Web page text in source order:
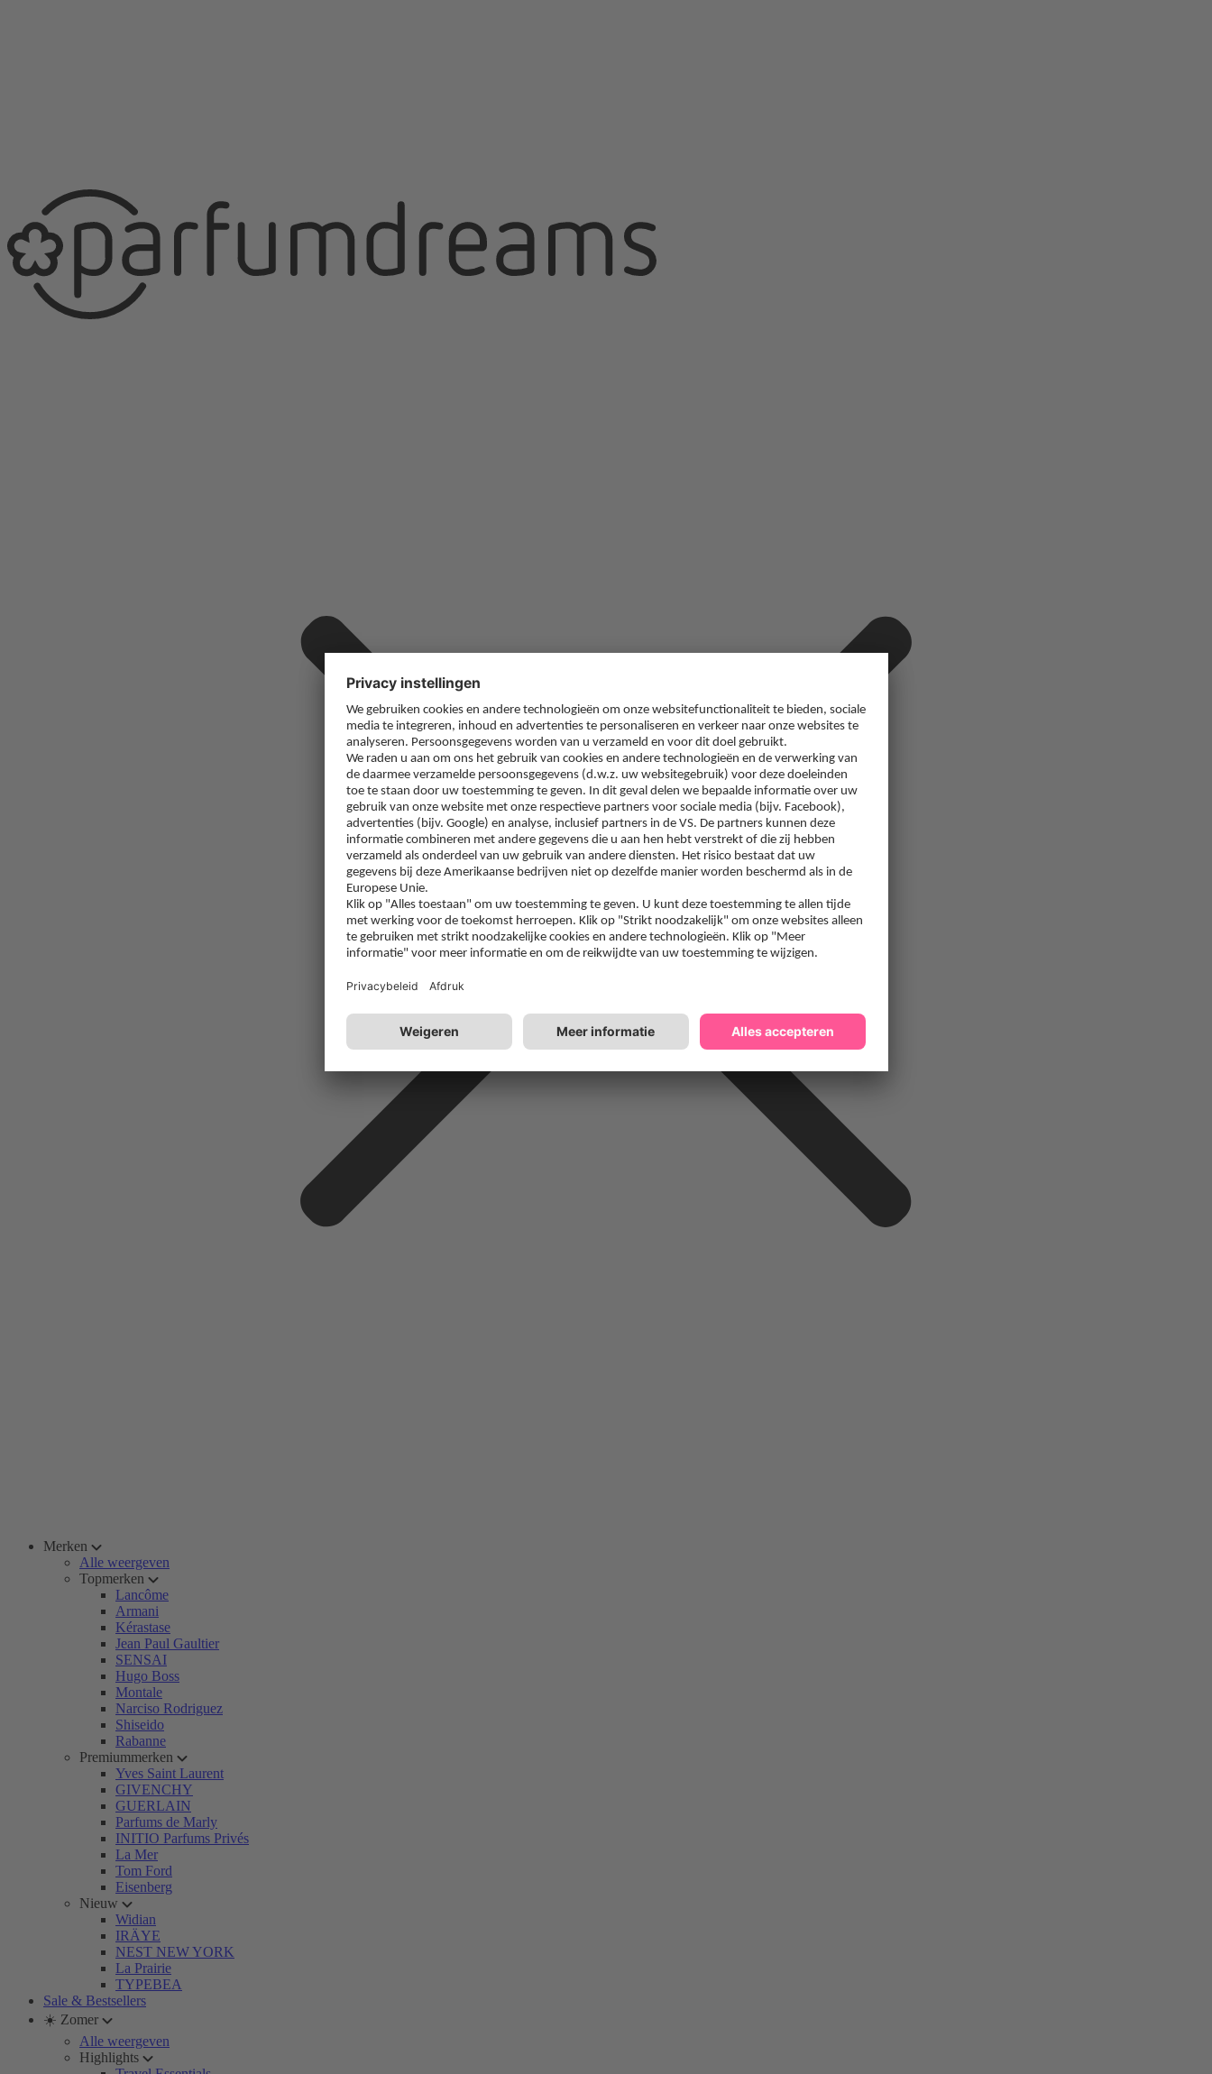
Merken
Alle weergeven
Topmerken
Lancôme
Armani
Kérastase
Jean Paul Gaultier
SENSAI
Hugo Boss
Montale
Narciso Rodriguez
Shiseido
Rabanne
Premiummerken
Yves Saint Laurent
GIVENCHY
GUERLAIN
Parfums de Marly
INITIO Parfums Privés
La Mer
Tom Ford
Eisenberg
Nieuw
Widian
IRÄYE
NEST NEW YORK
La Prairie
TYPEBEA
Sale & Bestsellers
☀️ Zomer
Alle weergeven
Highlights